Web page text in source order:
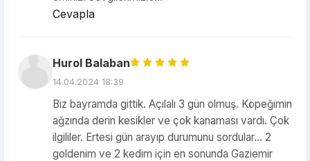
Cevapla
Hurol Balaban
14.04.2024 18:39
Biz bayramda gittik. Açılalı 3 gün olmuş. Köpeğimin
ağzında derin kesikler ve çok kanaması vardı. Çok
ilgililer. Ertesi gün arayıp durumunu sordular... 2
goldenim ve 2 kedim için en sonunda Gaziemir